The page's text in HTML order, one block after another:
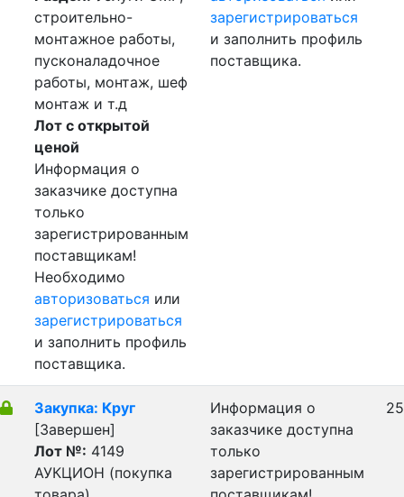
строительно-
монтажное работы,
пусконаладочное
работы, монтаж, шеф
монтаж и т.д
Лот с открытой
ценой
Информация о
заказчике доступна
только
зарегистрированным
поставщикам!
Необходимо
авторизоваться или
зарегистрироваться
и заполнить профиль
поставщика.
зарегистрироваться
и заполнить профиль
поставщика.
Закупка: Круг
[Завершен]
Лот №: 4149
АУКЦИОН (покупка
Информация о
заказчике доступна
только
зарегистрированным